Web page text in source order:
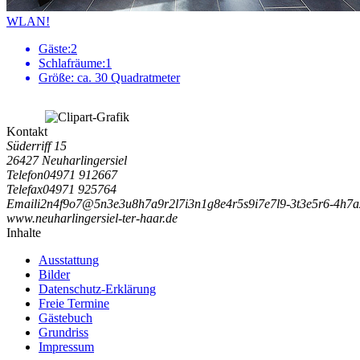
WLAN!
Gäste:2
Schlafräume:1
Größe: ca. 30 Quadratmeter
Kontakt
Süderriff 15
26427 Neuharlingersiel
Telefon04971 912667
Telefax04971 925764
Emaili2n4f9o7@5n3e3u8h7a9r2l7i3n1g8e4r5s9i7e7l9-3t3e5r6-4h7a
www.neuharlingersiel-ter-haar.de
Inhalte
Ausstattung
Bilder
Datenschutz-Erklärung
Freie Termine
Gästebuch
Grundriss
Impressum